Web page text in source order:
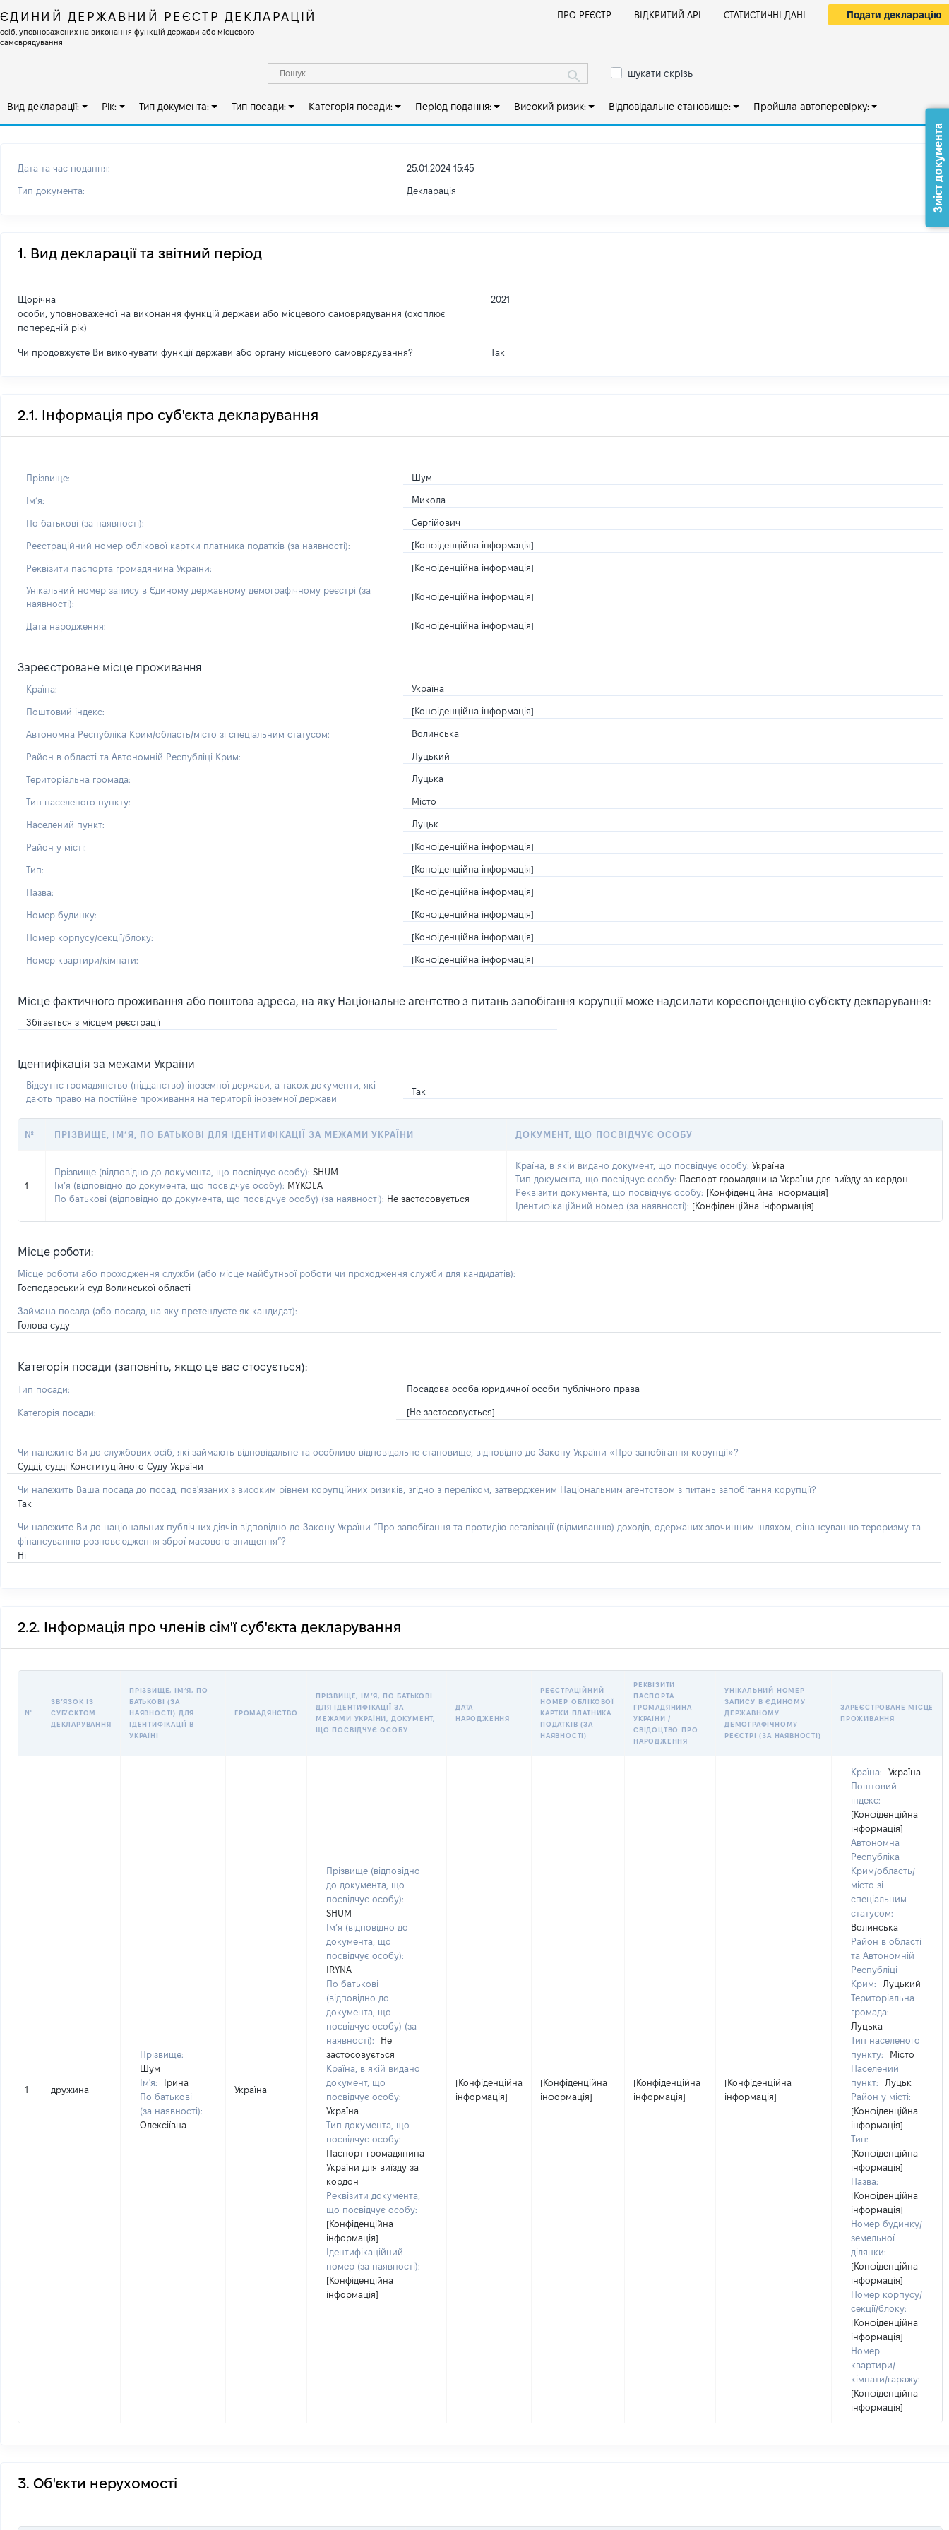
ЄДИНИЙ ДЕРЖАВНИЙ РЕЄСТР ДЕКЛАРАЦІЙ
осіб, уповноважених на виконання функцій держави або місцевого
самоврядування
ПРО РЕЄСТР ВІДКРИТИЙ АРІ СТАТИСТИЧНІ ДАНІ Подати декларацію
шукати скрізь
Вид декларації: Рік: Тип документа: Тип посади: Категорія посади: Період подання: Високий ризик: Відповідальне становище: Пройшла автоперевірку:
Дата та час подання: 25.01.2024 15:45
Тип документа: Декларація
1. Вид декларації та звітний період
Щорічна
особи, уповноваженої на виконання функцій держави або місцевого самоврядування (охоплює
попередній рік)
2021
Чи продовжуєте Ви виконувати функції держави або органу місцевого самоврядування? Так
2.1. Інформація про суб'єкта декларування
Прізвище: Шум
Імʼя: Микола
По батькові (за наявності): Сергійович
Реєстраційний номер облікової картки платника податків (за наявності): [Конфіденційна інформація]
Реквізити паспорта громадянина України: [Конфіденційна інформація]
Унікальний номер запису в Єдиному державному демографічному реєстрі (за
наявності):
[Конфіденційна інформація]
Дата народження: [Конфіденційна інформація]
Зареєстроване місце проживання
Країна: Україна
Поштовий індекс: [Конфіденційна інформація]
Автономна Республіка Крим/область/місто зі спеціальним статусом: Волинська
Район в області та Автономній Республіці Крим: Луцький
Територіальна громада: Луцька
Тип населеного пункту: Місто
Населений пункт: Луцьк
Район у місті: [Конфіденційна інформація]
Тип: [Конфіденційна інформація]
Назва: [Конфіденційна інформація]
Номер будинку: [Конфіденційна інформація]
Номер корпусу/секції/блоку: [Конфіденційна інформація]
Номер квартири/кімнати: [Конфіденційна інформація]
Місце фактичного проживання або поштова адреса, на яку Національне агентство з питань запобігання корупції може надсилати кореспонденцію суб'єкту декларування:
Збігається з місцем реєстрації
Ідентифікація за межами України
Відсутнє громадянство (підданство) іноземної держави, а також документи, які
дають право на постійне проживання на території іноземної держави
Так
№ ПРІЗВИЩЕ, ІМ’Я, ПО БАТЬКОВІ ДЛЯ ІДЕНТИФІКАЦІЇ ЗА МЕЖАМИ УКРАЇНИ ДОКУМЕНТ, ЩО ПОСВІДЧУЄ ОСОБУ
1
Прізвище (відповідно до документа, що посвідчує особу): SHUM
Ім’я (відповідно до документа, що посвідчує особу): MYKOLA
По батькові (відповідно до документа, що посвідчує особу) (за наявності): Не застосовується
Країна, в якій видано документ, що посвідчує особу: Україна
Тип документа, що посвідчує особу: Паспорт громадянина України для виїзду за кордон
Реквізити документа, що посвідчує особу: [Конфіденційна інформація]
Ідентифікаційний номер (за наявності): [Конфіденційна інформація]
Місце роботи:
Місце роботи або проходження служби (або місце майбутньої роботи чи проходження служби для кандидатів):
Господарський суд Волинської області
Займана посада (або посада, на яку претендуєте як кандидат):
Голова суду
Категорія посади (заповніть, якщо це вас стосується):
Тип посади: Посадова особа юридичної особи публічного права
Категорія посади: [Не застосовується]
Чи належите Ви до службових осіб, які займають відповідальне та особливо відповідальне становище, відповідно до Закону України «Про запобігання корупції»?
Судді, судді Конституційного Суду України
Чи належить Ваша посада до посад, пов'язаних з високим рівнем корупційних ризиків, згідно з переліком, затвердженим Національним агентством з питань запобігання корупції?
Так
Чи належите Ви до національних публічних діячів відповідно до Закону України “Про запобігання та протидію легалізації (відмиванню) доходів, одержаних злочинним шляхом, фінансуванню тероризму та
фінансуванню розповсюдження зброї масового знищення”?
Ні
2.2. Інформація про членів сім'ї суб'єкта декларування
№
ЗВʼЯЗОК ІЗ
СУБʼЄКТОМ
ДЕКЛАРУВАННЯ
ПРІЗВИЩЕ, ІМʼЯ, ПО
БАТЬКОВІ (ЗА
НАЯВНОСТІ) ДЛЯ
ІДЕНТИФІКАЦІЇ В
УКРАЇНІ
ГРОМАДЯНСТВО
ПРІЗВИЩЕ, ІМʼЯ, ПО БАТЬКОВІ
ДЛЯ ІДЕНТИФІКАЦІЇ ЗА
МЕЖАМИ УКРАЇНИ, ДОКУМЕНТ,
ЩО ПОСВІДЧУЄ ОСОБУ
ДАТА
НАРОДЖЕННЯ
РЕЄСТРАЦІЙНИЙ
НОМЕР ОБЛІКОВОЇ
КАРТКИ ПЛАТНИКА
ПОДАТКІВ (ЗА
НАЯВНОСТІ)
РЕКВІЗИТИ
ПАСПОРТА
ГРОМАДЯНИНА
УКРАЇНИ /
СВІДОЦТВО ПРО
НАРОДЖЕННЯ
УНІКАЛЬНИЙ НОМЕР
ЗАПИСУ В ЄДИНОМУ
ДЕРЖАВНОМУ
ДЕМОГРАФІЧНОМУ
РЕЄСТРІ (ЗА НАЯВНОСТІ)
ЗАРЕЄСТРОВАНЕ МІСЦЕ
ПРОЖИВАННЯ
1 дружина
Прізвище:
Шум
Ім'я:
Ірина
По батькові
(за наявності):
Олексіївна
Україна
Прізвище (відповідно
до документа, що
посвідчує особу):
SHUM
Ім’я (відповідно до
документа, що
посвідчує особу):
IRYNA
По батькові
(відповідно до
документа, що
посвідчує особу) (за
наявності):
Не
застосовується
Країна, в якій видано
документ, що
посвідчує особу:
Україна
Тип документа, що
посвідчує особу:
Паспорт громадянина
України для виїзду за
кордон
Реквізити документа,
що посвідчує особу:
[Конфіденційна
інформація]
Ідентифікаційний
номер (за наявності):
[Конфіденційна
інформація]
[Конфіденційна
інформація]
[Конфіденційна
інформація]
[Конфіденційна
інформація]
[Конфіденційна
інформація]
Країна:
Україна
Поштовий
індекс:
[Конфіденційна
інформація]
Автономна
Республіка
Крим/область/
місто зі
спеціальним
статусом:
Волинська
Район в області
та Автономній
Республіці
Крим:
Луцький
Територіальна
громада:
Луцька
Тип населеного
пункту:
Місто
Населений
пункт:
Луцьк
Район у місті:
[Конфіденційна
інформація]
Тип:
[Конфіденційна
інформація]
Назва:
[Конфіденційна
інформація]
Номер будинку/
земельної
ділянки:
[Конфіденційна
інформація]
Номер корпусу/
секції/блоку:
[Конфіденційна
інформація]
Номер
квартири/
кімнати/гаражу:
[Конфіденційна
інформація]
3. Об'єкти нерухомості
Зміст документа